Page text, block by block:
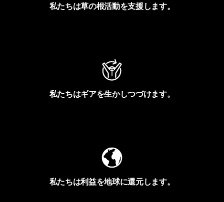
私たちは草の根活動を支援します。
私たちはギアを生かしつづけます。
私たちは利益を地球に還元します。